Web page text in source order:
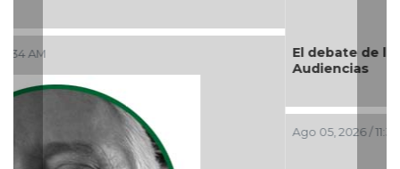
Ago 05, 2026 / 11:33 AM